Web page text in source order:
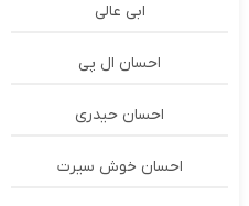
ابی عالی
احسان ال پی
احسان حیدری
احسان خوش سیرت